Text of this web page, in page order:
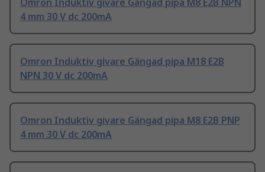
Omron Induktiv givare Gängad pipa M8 E2B NPN
4 mm 30 V dc 200mA
Omron Induktiv givare Gängad pipa M18 E2B
NPN 30 V dc 200mA
Omron Induktiv givare Gängad pipa M8 E2B PNP
4 mm 30 V dc 200mA